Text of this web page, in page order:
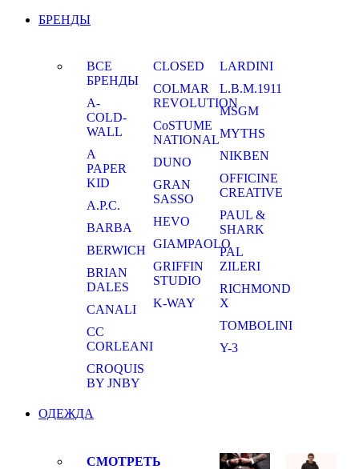
БРЕНДЫ
ВСЕ
БРЕНДЫ
A-
COLD-
WALL
A
PAPER
KID
A.P.C.
BARBA
BERWICH
BRIAN
DALES
CANALI
CC
CORLEANI
CROQUIS
BY JNBY
CLOSED
COLMAR
REVOLUTION
CoSTUME
NATIONAL
DUNO
GRAN
SASSO
HEVO
GIAMPAOLO
GRIFFIN
STUDIO
K-WAY
LARDINI
L.B.M.1911
MSGM
MYTHS
NIKBEN
OFFICINE
CREATIVE
PAUL &
SHARK
PAL
ZILERI
RICHMOND
X
TOMBOLINI
Y-3
ОДЕЖДА
СМОТРЕТЬ